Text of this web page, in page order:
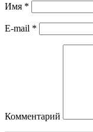
Имя *
E-mail *
Комментарий